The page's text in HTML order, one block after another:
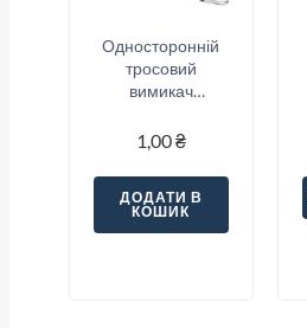
Односторонній
тросовий
вимикач
зупинки Sitec
1,00₴
ДОДАТИ В
КОШИК